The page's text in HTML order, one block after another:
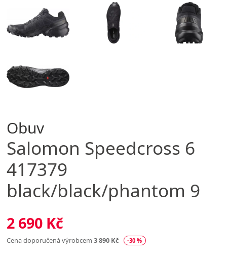
Obuv
Salomon Speedcross 6
417379
black/black/phantom 9
2 690 Kč
Cena doporučená výrobcem 3 890 Kč -30 %